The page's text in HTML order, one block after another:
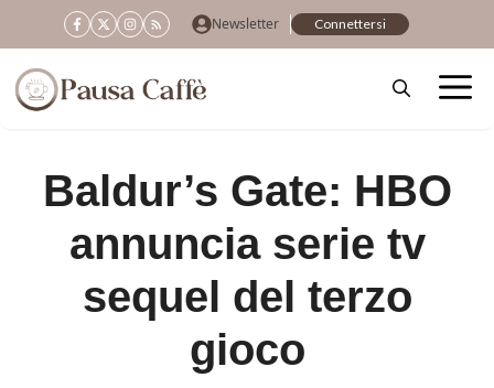
al
contenuto
Newsletter Connettersi
Baldur’s Gate: HBO
annuncia serie tv
sequel del terzo
gioco